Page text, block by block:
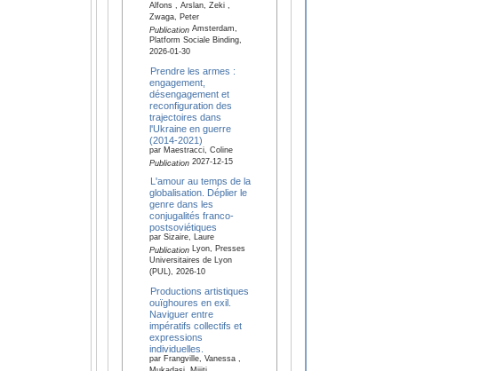
Alfons , Arslan, Zeki ,
Zwaga, Peter
PublicationAmsterdam,
Platform Sociale Binding,
2026-01-30
Prendre les armes :
engagement,
désengagement et
reconfiguration des
trajectoires dans
l'Ukraine en guerre
(2014-2021)
par Maestracci, Coline
Publication2027-12-15
L'amour au temps de la
globalisation. Déplier le
genre dans les
conjugalités franco-
postsoviétiques
par Sizaire, Laure
PublicationLyon, Presses
Universitaires de Lyon
(PUL), 2026-10
Productions artistiques
ouïghoures en exil.
Naviguer entre
impératifs collectifs et
expressions
individuelles.
par Frangville, Vanessa ,